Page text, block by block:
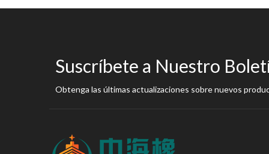
Suscríbete a Nuestro
Obtenga las últimas actualizaciones sobre nuevos